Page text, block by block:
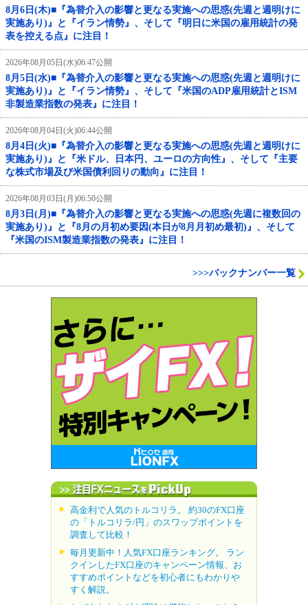
8月6日(木)■『為替介入の影響と更なる実施への思惑(先週と週明けに
実施あり)』と『イラン情勢』、そして『明日に米国の雇用統計の発
表を控える点』に注目！
2026年08月05日(水)06:47公開
8月5日(水)■『為替介入の影響と更なる実施への思惑(先週と週明けに
実施あり)』と『イラン情勢』、そして『米国のADP雇用統計とISM
非製造業指数の発表』に注目！
2026年08月04日(火)06:44公開
8月4日(火)■『為替介入の影響と更なる実施への思惑(先週と週明けに
実施あり)』と『米ドル、日本円、ユーロの方向性』、そして『主要
な株式市場及び米国債利回りの動向』に注目！
2026年08月03日(月)06:50公開
8月3日(月)■『為替介入の影響と更なる実施への思惑(先週に複数回の
実施あり)』と『8月の月初め要因(本日が8月月初め最初)』、そして
『米国のISM製造業指数の発表』に注目！
>>>バックナンバー一覧
高金利で人気のトルコリラ。 約30のFX口座
の「トルコリラ/円」のスワップポイントを
調査して比較！
毎月更新中！人気FX口座ランキング。 ラン
クインしたFX口座のキャンペーン情報、お
すすめポイントなどを初心者にもわかりや
すく解説。